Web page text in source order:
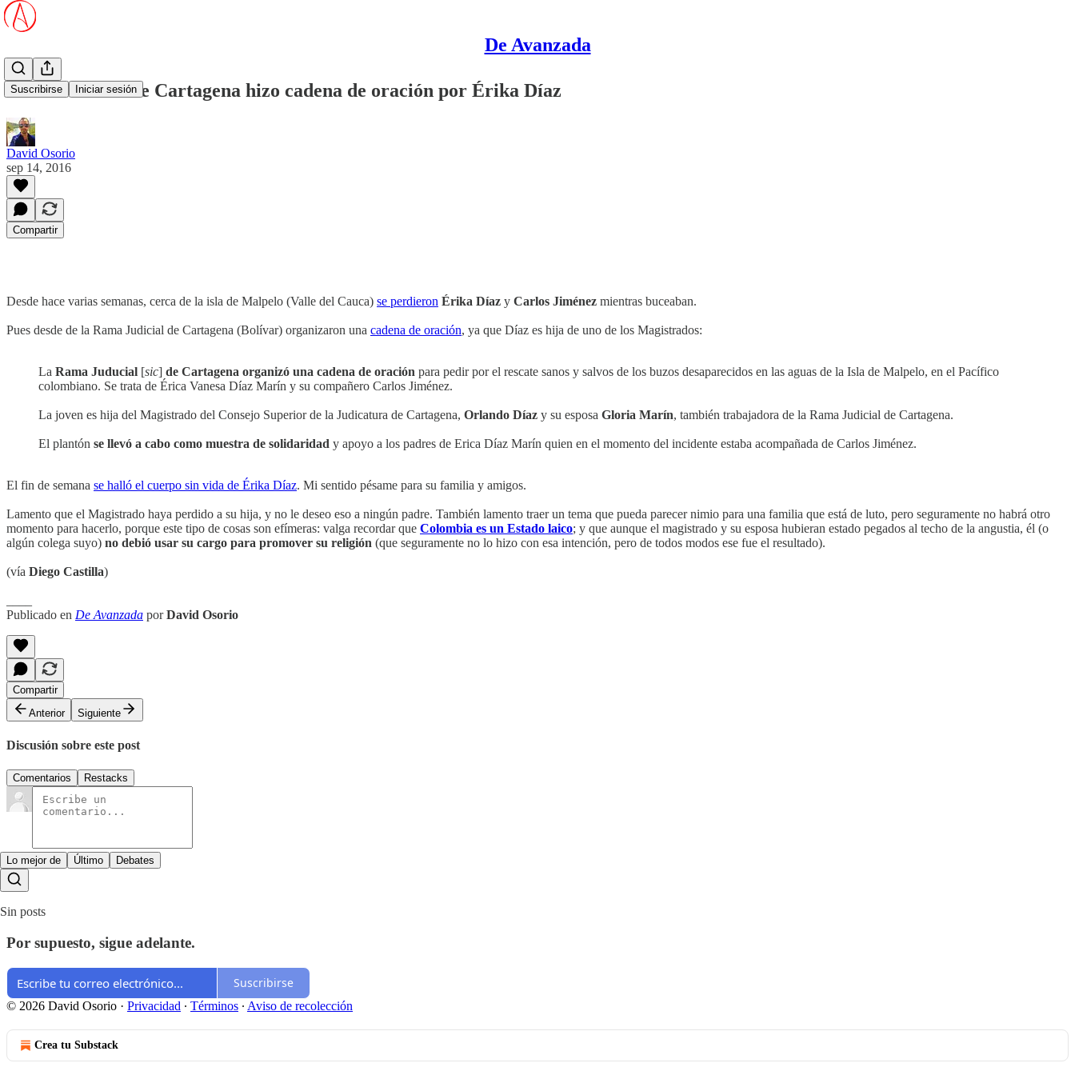
De Avanzada
Suscribirse Iniciar sesión
Rama Judicial de Cartagena hizo cadena de oración por Érika Díaz
David Osorio
sep 14, 2016
Compartir
Desde hace varias semanas, cerca de la isla de Malpelo (Valle del Cauca) se perdieron Érika Díaz y Carlos Jiménez mientras buceaban.
Pues desde de la Rama Judicial de Cartagena (Bolívar) organizaron una cadena de oración, ya que Díaz es hija de uno de los Magistrados:
La Rama Juducial [sic] de Cartagena organizó una cadena de oración para pedir por el rescate sanos y salvos de los buzos desaparecidos en las aguas de la Isla de Malpelo, en el Pacífico
colombiano. Se trata de Érica Vanesa Díaz Marín y su compañero Carlos Jiménez.
La joven es hija del Magistrado del Consejo Superior de la Judicatura de Cartagena, Orlando Díaz y su esposa Gloria Marín, también trabajadora de la Rama Judicial de Cartagena.
El plantón se llevó a cabo como muestra de solidaridad y apoyo a los padres de Erica Díaz Marín quien en el momento del incidente estaba acompañada de Carlos Jiménez.
El fin de semana se halló el cuerpo sin vida de Érika Díaz. Mi sentido pésame para su familia y amigos.
Lamento que el Magistrado haya perdido a su hija, y no le deseo eso a ningún padre. También lamento traer un tema que pueda parecer nimio para una familia que está de luto, pero seguramente no habrá otro
momento para hacerlo, porque este tipo de cosas son efímeras: valga recordar que Colombia es un Estado laico; y que aunque el magistrado y su esposa hubieran estado pegados al techo de la angustia, él (o
algún colega suyo) no debió usar su cargo para promover su religión (que seguramente no lo hizo con esa intención, pero de todos modos ese fue el resultado).
(vía Diego Castilla)
Publicado en De Avanzada porDavid Osorio
Compartir
Anterior
Siguiente
Discusión sobre este post
Comentarios Restacks
Lo mejor de Último Debates
Sin posts
Por supuesto, sigue adelante.
Suscribirse
© 2026 David Osorio · Privacidad ∙ Términos ∙ Aviso de recolección
Crea tu Substack